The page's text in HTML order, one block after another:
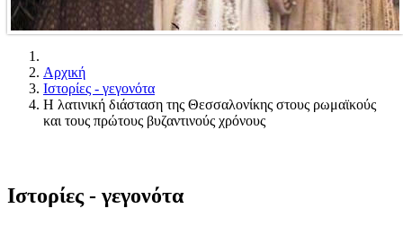
Αρχική
Ιστορίες - γεγονότα
H λατινική διάσταση της Θεσσαλονίκης στους ρωμαϊκούς
και τους πρώτους βυζαντινούς χρόνους
Ιστορίες - γεγονότα